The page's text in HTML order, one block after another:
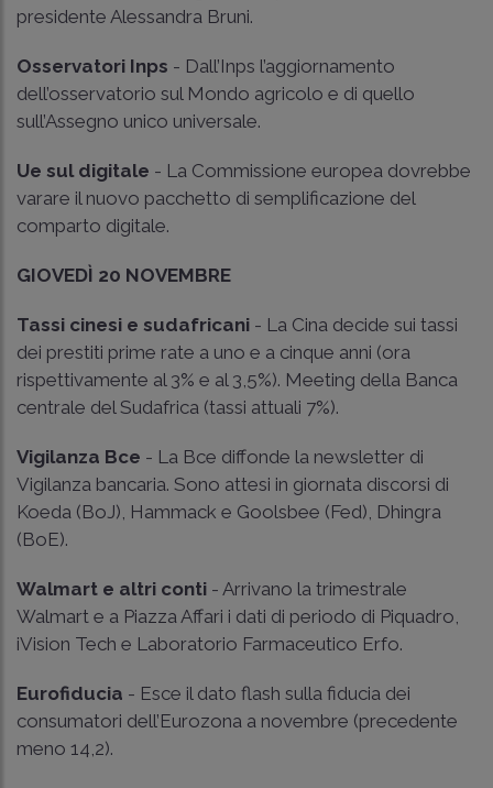
presidente Alessandra Bruni.
Osservatori Inps - Dall’Inps l’aggiornamento
dell’osservatorio sul Mondo agricolo e di quello
sull’Assegno unico universale.
Ue sul digitale - La Commissione europea dovrebbe
varare il nuovo pacchetto di semplificazione del
comparto digitale.
GIOVEDÌ 20 NOVEMBRE
Tassi cinesi e sudafricani - La Cina decide sui tassi
dei prestiti prime rate a uno e a cinque anni (ora
rispettivamente al 3% e al 3,5%). Meeting della Banca
centrale del Sudafrica (tassi attuali 7%).
Vigilanza Bce - La Bce diffonde la newsletter di
Vigilanza bancaria. Sono attesi in giornata discorsi di
Koeda (BoJ), Hammack e Goolsbee (Fed), Dhingra
(BoE).
Walmart e altri conti - Arrivano la trimestrale
Walmart e a Piazza Affari i dati di periodo di Piquadro,
iVision Tech e Laboratorio Farmaceutico Erfo.
Eurofiducia - Esce il dato flash sulla fiducia dei
consumatori dell’Eurozona a novembre (precedente
meno 14,2).